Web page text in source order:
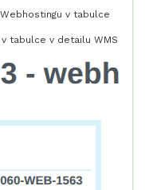
v tabulce
tabulce v detailu WMS